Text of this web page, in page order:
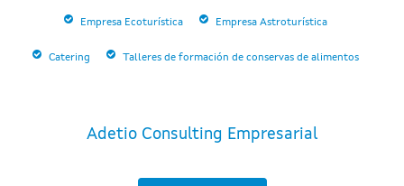
Empresa Ecoturística Empresa Astroturística
Catering Talleres de formación de conservas de alimentos
Adetio Consulting Empresarial